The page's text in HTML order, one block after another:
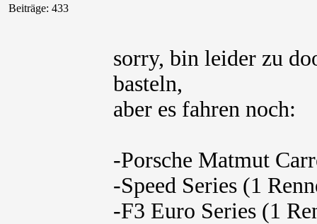
Beiträge: 433
sorry, bin leider zu
basteln,
aber es fahren noch:
-Porsche Matmut
-Speed Series (1
-F3 Euro Series (1